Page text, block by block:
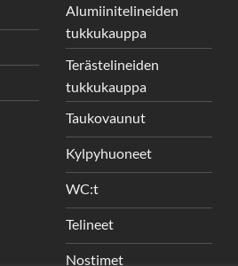
Alumiinitelineiden
tukkukauppa
Terästelineiden
tukkukauppa
Taukovaunut
Kylpyhuoneet
WC:t
Telineet
Nostimet